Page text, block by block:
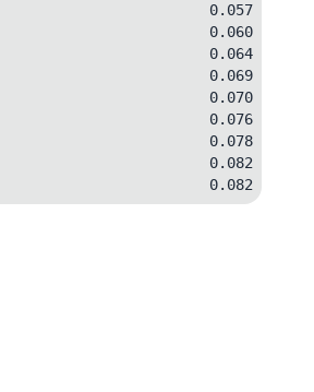
0.057
0.060
0.064
0.069
0.070
0.076
0.078
0.082
0.082